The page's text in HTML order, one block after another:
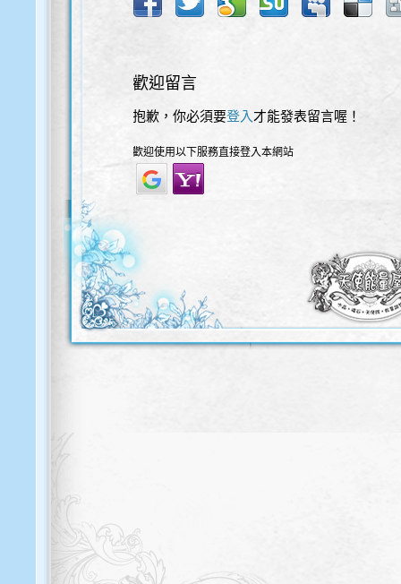
歡迎留言
抱歉，你必須要登入 才能發表留言喔！
歡迎使用以下服務直接登入本網站